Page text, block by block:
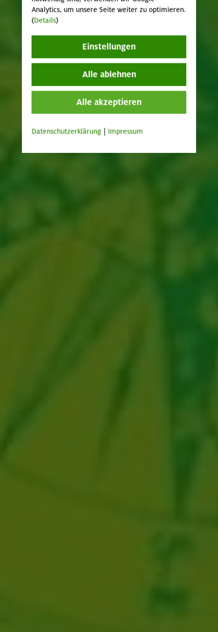
Analytics, um unsere Seite weiter zu optimieren.
(Details)
Einstellungen
Alle ablehnen
Alle akzeptieren
Datenschutzerklärung Impressum